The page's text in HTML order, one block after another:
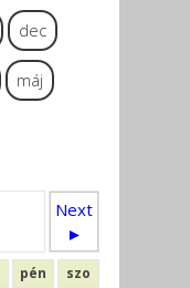
dec
máj
Next
►
pén szo